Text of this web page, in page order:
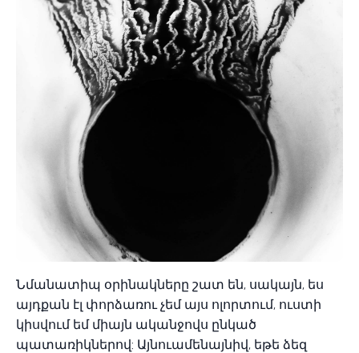
Նմանատիպ օրինակները շատ են, սակայն, ես
այդքան էլ փորձառու չեմ այս ոլորտում, ուստի
կիսվում եմ միայն ականջովս ընկած
պատառիկներով: Այնուամենայնիվ, եթե ձեզ